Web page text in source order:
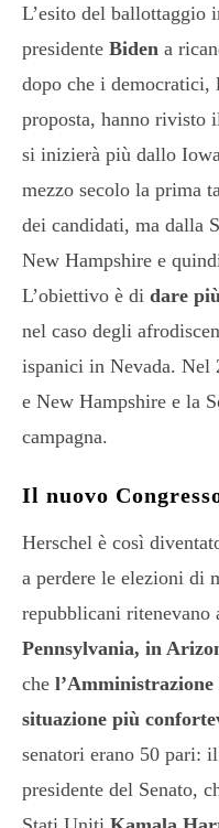
L’esito del ballottaggio
presidente Biden a
dopo che i democratici,
proposta, hanno rivisto
si inizierà più dallo
mezzo secolo la prima
dei candidati, ma dalla
New Hampshire e
L’obiettivo è di dare
nel caso degli
ispanici in Nevada. Nel
e New Hampshire e la
campagna.
Il nuovo
Herschel è così
a perdere le elezioni di
repubblicani
Pennsylvania, in
che
situazione più
senatori erano 50 pari:
presidente del Senato,